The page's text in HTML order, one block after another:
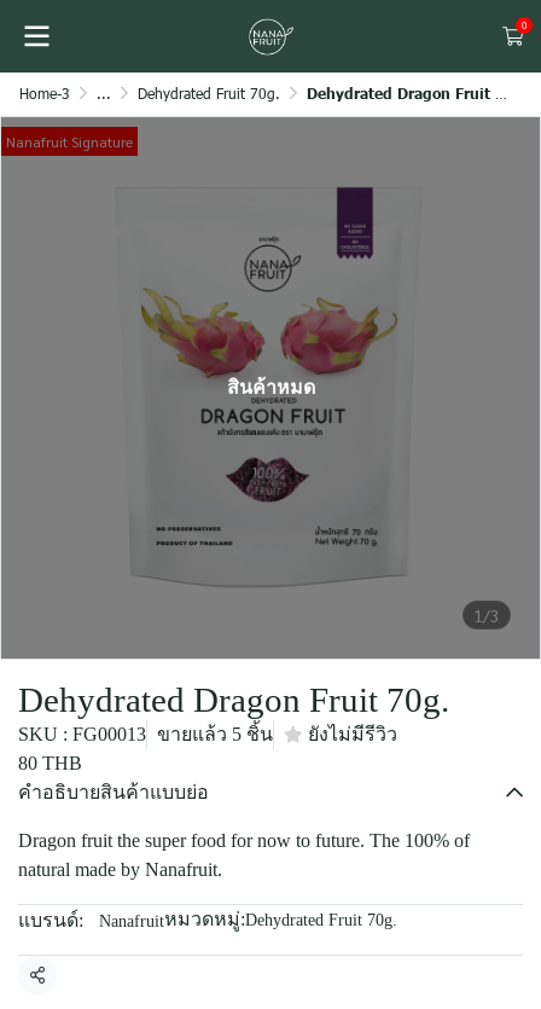
0
Home-3 ... Dehydrated Fruit 70g. Dehydrated Dragon Fruit 70g.
1/3
Nanafruit Signature
สินค้าหมด
Dehydrated Dragon Fruit 70g.
SKU : FG00013 ขายแล้ว 5 ชิ้น
ยังไม่มีรีวิว
80 THB
คำอธิบายสินค้าแบบย่อ
Dragon fruit the super food for now to future. The 100% of
natural made by Nanafruit.
แบรนด์: Nanafruitหมวดหมู่:Dehydrated Fruit 70g.
แชร์